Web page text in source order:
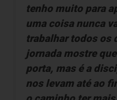
tenho muito para
uma coisa nunca
trabalhar todos os
jornada mostre
porta, mas é a
nos levam até ao